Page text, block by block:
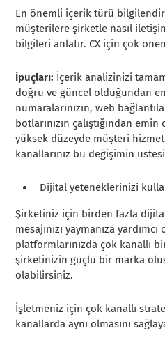
En önemli içerik türü
müşterilere şirketle nasıl
bilgileri anlatır. CX için çok
İpuçları: İçerik analizinizi
doğru ve güncel olduğundan
numaralarınızın, web
botlarınızın çalıştığından
yüksek düzeyde müşteri
kanallarınız bu değişimin
Dijital yeteneklerinizi
Şirketiniz için birden fazla
mesajınızı yaymanıza
platformlarınızda çok kanallı
şirketinizin güçlü bir marka
olabilirsiniz.
İşletmeniz için çok kanallı
kanallarda aynı olmasını